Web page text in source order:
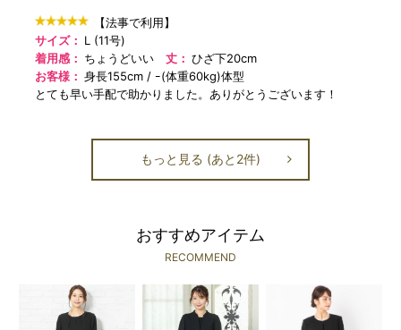
【法事で利用】
サイズ： L (11号)
着用感： ちょうどいい 丈：ひざ下20cm
お客様：身長155cm
ｰ(体重60kg)体型
とても早い手配で助かりました。ありがとうございます！
もっと見る (あと2件)
おすすめアイテム
RECOMMEND